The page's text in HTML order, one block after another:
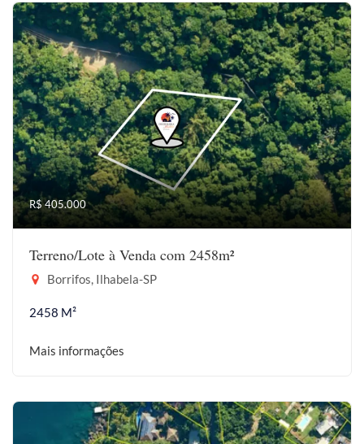
R$ 405.000
Terreno/Lote à Venda com 2458m²
Borrifos, Ilhabela-SP
2458 M²
Mais informações